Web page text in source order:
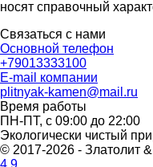
носят справочный
Связаться с нами
Основной телефон
+79013333100
E-mail компании
plitnyak-kamen@mail.ru
Время работы
ПН-ПТ, с 09:00 до 22:00
Экологически чистый
© 2017-2026 - Златолит
4.9